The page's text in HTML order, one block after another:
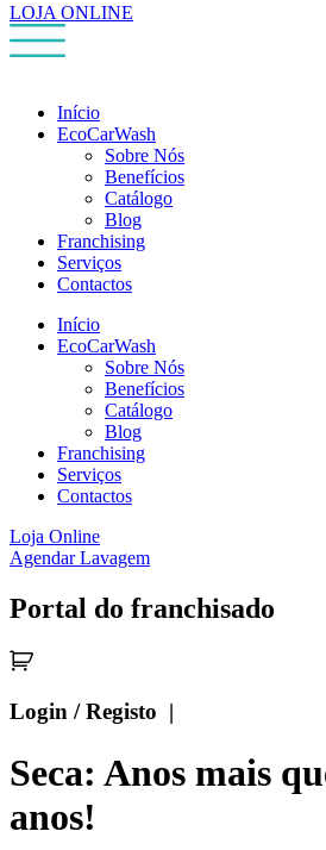
LOJA ONLINE
Início
EcoCarWash
Sobre Nós
Benefícios
Catálogo
Blog
Franchising
Serviços
Contactos
Início
EcoCarWash
Sobre Nós
Benefícios
Catálogo
Blog
Franchising
Serviços
Contactos
Loja Online
Agendar Lavagem
Portal do franchisado
Login / Registo |
Seca: Anos mais
anos!